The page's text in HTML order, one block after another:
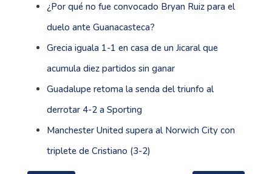
¿Por qué no fue convocado Bryan Ruiz para el
duelo ante Guanacasteca?
Grecia iguala 1-1 en casa de un Jicaral que
acumula diez partidos sin ganar
Guadalupe retoma la senda del triunfo al
derrotar 4-2 a Sporting
Manchester United supera al Norwich City con
triplete de Cristiano (3-2)